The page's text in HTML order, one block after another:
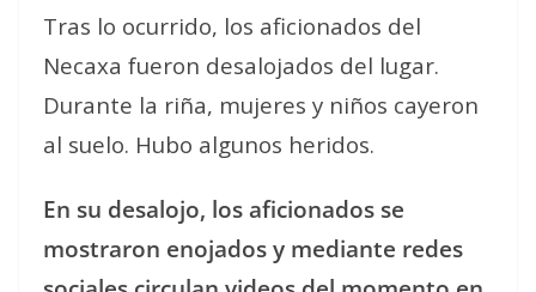
Tras lo ocurrido, los aficionados del
Necaxa fueron desalojados del lugar.
Durante la riña, mujeres y niños cayeron
al suelo. Hubo algunos heridos.
En su desalojo, los aficionados se
mostraron enojados y mediante redes